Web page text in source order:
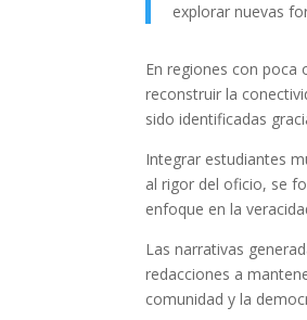
explorar nuevas
En regiones con poca
reconstruir la
sido identificadas
Integrar estudiantes
al rigor del oficio, se
enfoque en la
Las narrativas
redacciones a
comunidad y la